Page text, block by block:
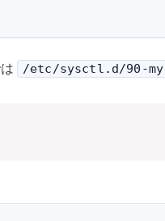
/etc/sysctl.d/90-